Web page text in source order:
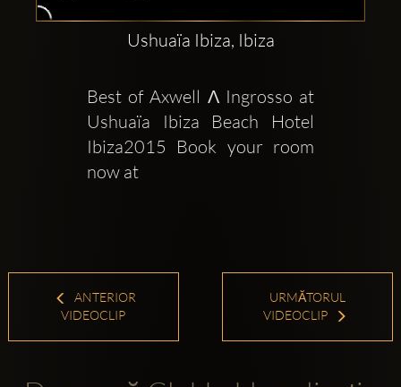
Ushuaïa Ibiza, Ibiza
Best of Axwell Λ Ingrosso at
Ushuaïa Ibiza Beach Hotel
Ibiza2015 Book your room
now at
ANTERIOR
VIDEOCLIP
URMĂTORUL
VIDEOCLIP